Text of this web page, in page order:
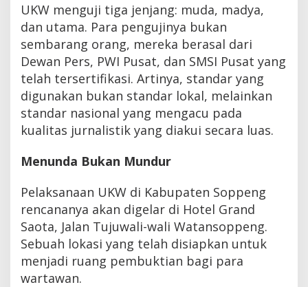
UKW menguji tiga jenjang: muda, madya,
dan utama. Para pengujinya bukan
sembarang orang, mereka berasal dari
Dewan Pers, PWI Pusat, dan SMSI Pusat yang
telah tersertifikasi. Artinya, standar yang
digunakan bukan standar lokal, melainkan
standar nasional yang mengacu pada
kualitas jurnalistik yang diakui secara luas.
Menunda Bukan Mundur
Pelaksanaan UKW di Kabupaten Soppeng
rencananya akan digelar di Hotel Grand
Saota, Jalan Tujuwali-wali Watansoppeng.
Sebuah lokasi yang telah disiapkan untuk
menjadi ruang pembuktian bagi para
wartawan.